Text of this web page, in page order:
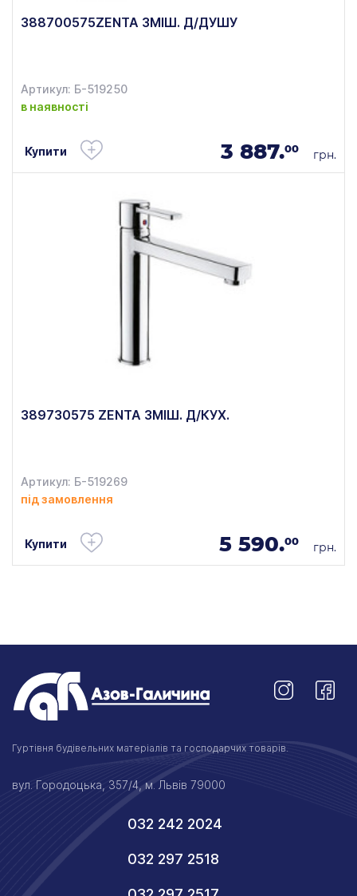
388700575ZENTA ЗМІШ. Д/ДУШУ
Артикул: Б-519250
в наявності
Купити 3 887.00 грн.
389730575 ZENTA ЗМІШ. Д/КУХ.
Артикул: Б-519269
під замовлення
Купити 5 590.00 грн.
Гуртівня будівельних матеріалів та господарчих товарів.
вул. Городоцька, 357/4, м. Львів 79000
032 242 2024
032 297 2518